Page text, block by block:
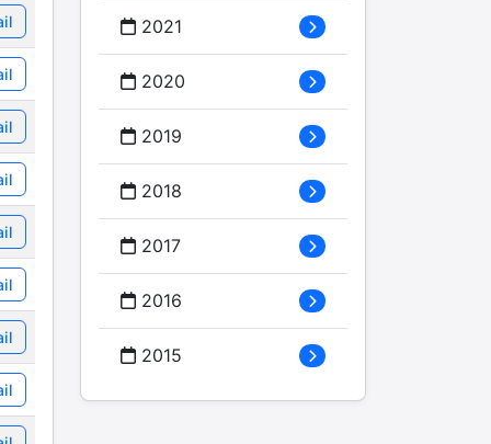
2021
2020
2019
2018
2017
2016
2015